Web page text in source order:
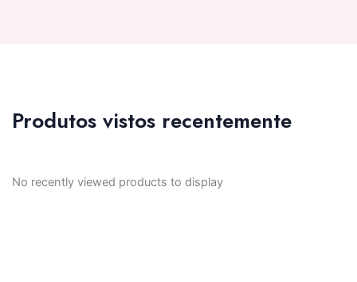
Produtos vistos recentemente
No recently viewed products to display